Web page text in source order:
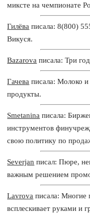
миксте на чемпионате
Гилёва писала: 8(800)
Викуся.
Bazarova писала: Три
Гачева писала: Молоко
продукты.
Smetanina писала:
инструментов
свою политику по
Severjan писал: Пюре,
важным решением
Lavrova писала: Многие
всплескивает руками и